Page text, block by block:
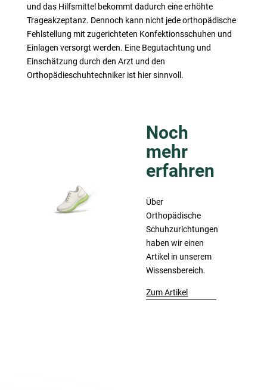
und das Hilfsmittel bekommt dadurch eine erhöhte
Trageakzeptanz. Dennoch kann nicht jede orthopädische
Fehlstellung mit zugerichteten Konfektionsschuhen und
Einlagen versorgt werden. Eine Begutachtung und
Einschätzung durch den Arzt und den
Orthopädieschuhtechniker ist hier sinnvoll.
Noch
mehr
erfahren
Über
Orthopädische
Schuhzurichtungen
haben wir einen
Artikel in unserem
Wissensbereich.
Zum Artikel